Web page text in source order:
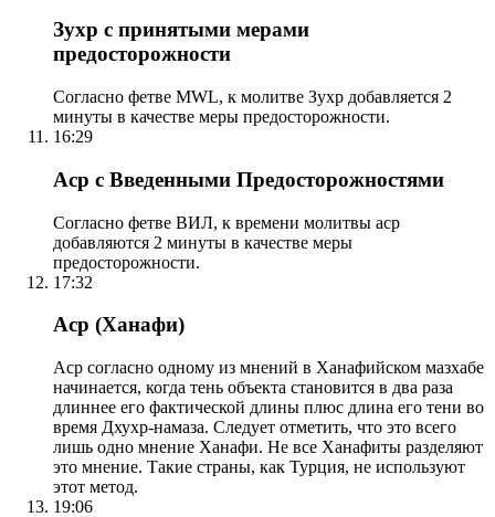
Зухр с принятыми мерами
предосторожности
Согласно фетве MWL, к молитве Зухр добавляется 2
минуты в качестве меры предосторожности.
16:29
Аср с Введенными Предосторожностями
Согласно фетве ВИЛ, к времени молитвы аср
добавляются 2 минуты в качестве меры
предосторожности.
17:32
Аср (Ханафи)
Аср согласно одному из мнений в Ханафийском мазхабе
начинается, когда тень объекта становится в два раза
длиннее его фактической длины плюс длина его тени во
время Дхухр-намаза. Следует отметить, что это всего
лишь одно мнение Ханафи. Не все Ханафиты разделяют
это мнение. Такие страны, как Турция, не используют
этот метод.
19:06